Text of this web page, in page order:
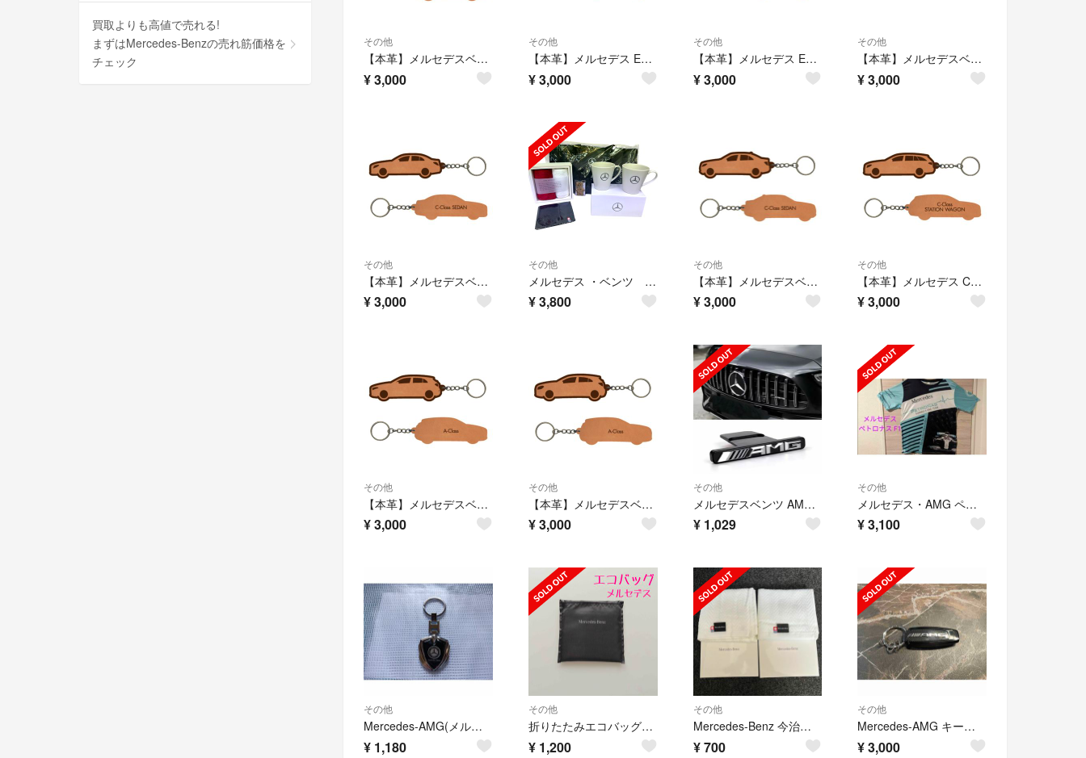
その他
【本革】メルセデスベンツ GLA【H247系】レザーキーホルダー
¥3,000
その他
【本革】メルセデス Eクラスステーションワゴン【S213系】レザーキーホルダー
¥3,000
その他
【本革】メルセデス Eクラスステーションワゴン【S212系】レザーキーホルダー
¥3,000
その他
【本革】メルセデスベンツ Eクラスクーペ【C238系】レザーキーホルダー
¥3,000
その他
【本革】メルセデスベンツ Cクラスセダン【W205系】レザーキーホルダー
¥3,000
その他
メルセデス ・ベンツ 非売品ノベルティーセット売り 未使用品
¥3,800
その他
【本革】メルセデスベンツ Cクラスセダン【W204系】レザーキーホルダー
¥3,000
その他
【本革】メルセデス Cクラスステーションワゴン【S205系】レザーキーホルダー
¥3,000
その他
【本革】メルセデスベンツ Aクラス【W177系】レザーキーホルダー
¥3,000
その他
【本革】メルセデスベンツ Aクラス【W176系】レザーキーホルダー
¥3,000
その他
メルセデスベンツ AMG フロントグリル パナメリカーナ エンブレム シルバーo
¥ 1,029
その他
メルセデス・AMG ペトロナスグリーン Tシャツ サイズL新品未使用
¥3,100
その他
Mercedes-AMG(メルセデスAMG) キーホルダー
¥ 1,180
その他
折りたたみエコバッグ＊ブラック メルセデスベンツ
¥ 1,200
その他
Mercedes-Benz 今治タオル ホワイト 非売品 2点セット
¥700
その他
Mercedes-AMG キーリング純正
¥3,000
買取よりも高値で売れる!
まずはMercedes-Benzの売れ筋価格を
チェック